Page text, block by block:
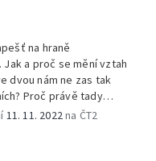
na hraně
a proč se mění vztah
dvou nám ne zas tak
Proč právě tady
začal prosazovat
11. 11. 2022na ČT2